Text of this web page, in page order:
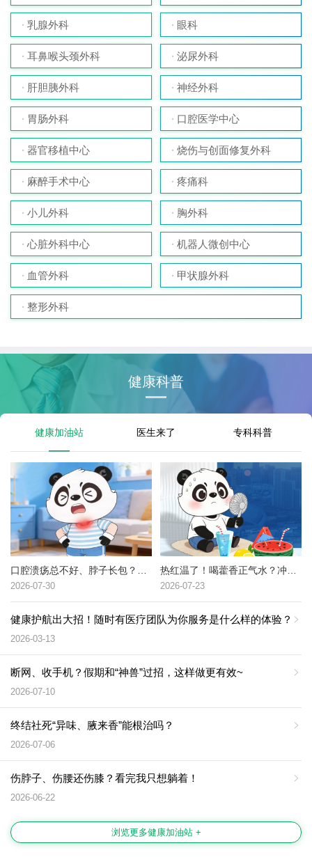
乳腺外科 眼科
耳鼻喉头颈外科 泌尿外科
肝胆胰外科 神经外科
胃肠外科 口腔医学中心
器官移植中心 烧伤与创面修复外科
麻醉手术中心 疼痛科
小儿外科 胸外科
心脏外科中心 机器人微创中心
血管外科 甲状腺外科
整形外科
健康科普
健康加油站 医生来了 专科科普
2026-07-30 2026-07-23
健康护航出大招！随时有医疗团队为你服务是什么样的体验？
2026-03-13
断网、收手机？假期和“神兽”过招，这样做更有效~
2026-07-10
终结社死“异味、腋来香”能根治吗？
2026-07-06
伤脖子、伤腰还伤膝？看完我只想躺着！
2026-06-22
浏览更多健康加油站 +